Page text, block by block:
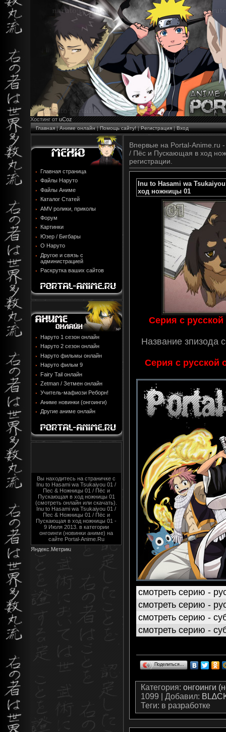
Хостинг от uCoz
Главная|Аниме онлайн|Помощь сайту!|Регистрация|Вход
Главная страница
Файлы Наруто
Файлы Аниме
Каталог Статей
AMV ролики, приколы
Форум
Картинки
Юзер / Бигбары
О Наруто
Другое и связь с
администрацией
Раскрутка ваших сайтов
Наруто 1 сезон онлайн
Наруто 2 сезон онлайн
Наруто фильмы онлайн
Наруто фильм 9
Fairy Tail онлайн
Zetman / Зетмен онлайн
Учитель-мафиози Реборн!
Аниме новинки (онгоинги)
Другие аниме онлайн
Вы находитесь на страничке с
Inu to Hasami wa Tsukaiyou 01 /
Пес & Ножницы 01 / Пёс и
Пускающая в ход ножницы 01
(смотреть онлайн или скачать).
Inu to Hasami wa Tsukaiyou 01 /
Пес & Ножницы 01 / Пёс и
Пускающая в ход ножницы 01 -
9 Июля 2013. в категории
онгоинги (новинки аниме) на
сайте Portal-Anime.Ru
Впервые на Portal-Anime.ru
/ Пёс и Пускающая в ход
регистрации.
Inu to Hasami wa
ход ножницы 01
Серия с
Название зпизода
Серия с русской
смотреть серию -
смотреть серию -
смотреть серию -
смотреть серию -
Поделиться…
Категория: онгоинги
1099 | Добавил:
Теги: в разработке